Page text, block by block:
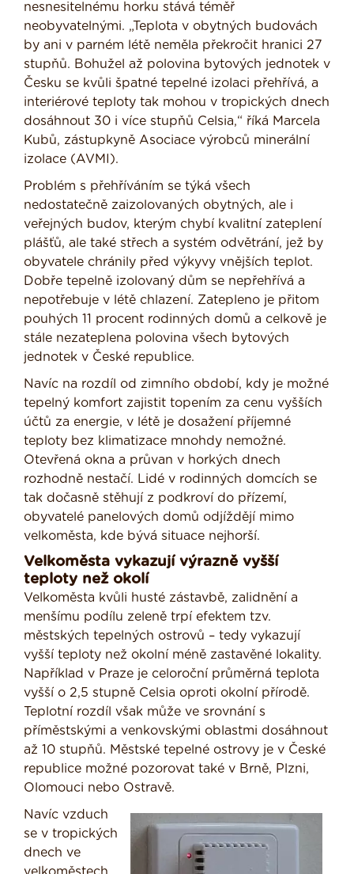
nesnesitelnému horku stává téměř
neobyvatelnými. „Teplota v obytných budovách
by ani v parném létě neměla překročit hranici 27
stupňů. Bohužel až polovina bytových jednotek v
Česku se kvůli špatné tepelné izolaci přehřívá, a
interiérové teploty tak mohou v tropických dnech
dosáhnout 30 i více stupňů Celsia,“ říká Marcela
Kubů, zástupkyně Asociace výrobců minerální
izolace (AVMI).
Problém s přehříváním se týká všech
nedostatečně zaizolovaných obytných, ale i
veřejných budov, kterým chybí kvalitní zateplení
plášťů, ale také střech a systém odvětrání, jež by
obyvatele chránily před výkyvy vnějších teplot.
Dobře tepelně izolovaný dům se nepřehřívá a
nepotřebuje v létě chlazení. Zatepleno je přitom
pouhých 11 procent rodinných domů a celkově je
stále nezateplena polovina všech bytových
jednotek v České republice.
Navíc na rozdíl od zimního období, kdy je možné
tepelný komfort zajistit topením za cenu vyšších
účtů za energie, v létě je dosažení příjemné
teploty bez klimatizace mnohdy nemožné.
Otevřená okna a průvan v horkých dnech
rozhodně nestačí. Lidé v rodinných domcích se
tak dočasně stěhují z podkroví do přízemí,
obyvatelé panelových domů odjíždějí mimo
velkoměsta, kde bývá situace nejhorší.
Velkoměsta vykazují výrazně vyšší
teploty než okolí
Velkoměsta kvůli husté zástavbě, zalidnění a
menšímu podílu zeleně trpí efektem tzv.
městských tepelných ostrovů – tedy vykazují
vyšší teploty než okolní méně zastavěné lokality.
Například v Praze je celoroční průměrná teplota
vyšší o 2,5 stupně Celsia oproti okolní přírodě.
Teplotní rozdíl však může ve srovnání s
příměstskými a venkovskými oblastmi dosáhnout
až 10 stupňů. Městské tepelné ostrovy je v České
republice možné pozorovat také v Brně, Plzni,
Olomouci nebo Ostravě.
Navíc vzduch
se v tropických
dnech ve